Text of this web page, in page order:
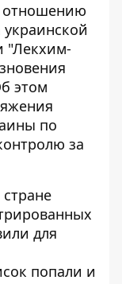
отношению
"Лекхим-
этом
по
за
для
попали и